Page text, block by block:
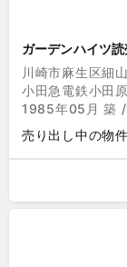
ガーデンハイツ
川崎市麻生区細
小田急電鉄小田
1985年05月 築 /
売り出し中の物